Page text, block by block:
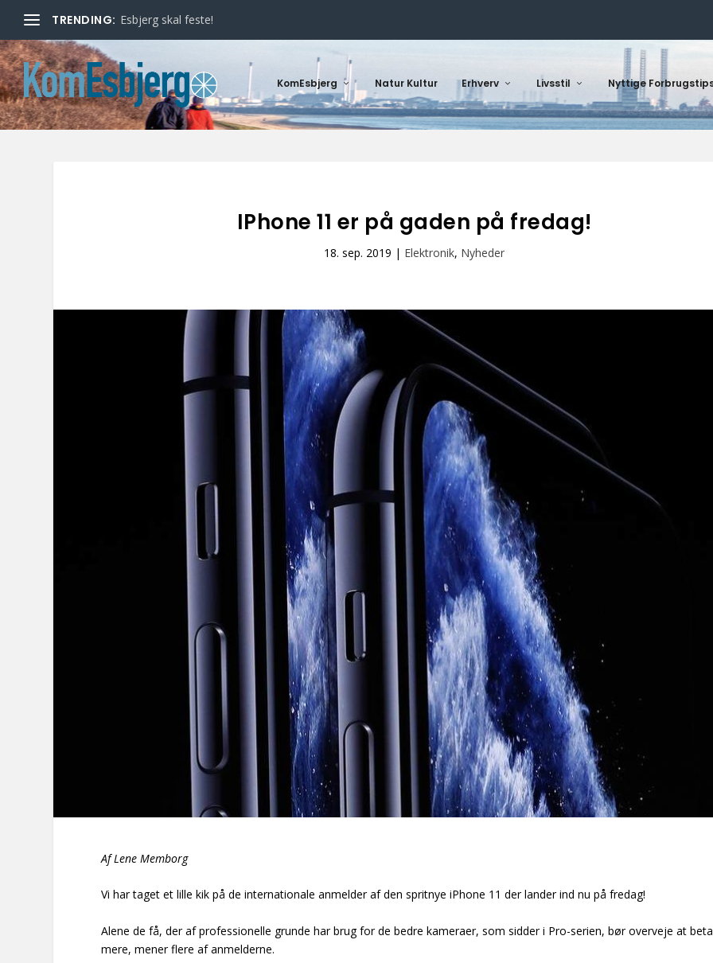
TRENDING: Esbjerg skal feste!
KomEsbjerg Natur Kultur Erhverv Livsstil Nyttige
IPhone 11 er på gaden på fredag!
18. sep. 2019 | Elektronik, Nyheder
Af Lene Memborg
Vi har taget et lille kik på de internationale anmelder af den spritnye iPhone 11 der lander ind nu på fredag!
Alene de få, der af professionelle grunde har brug for de bedre kameraer, som sidder i Pro-serien, bør overveje at
mere, mener flere af anmelderne.